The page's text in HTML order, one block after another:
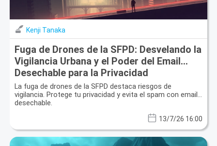
Kenji Tanaka
Fuga de Drones de la SFPD: Desvelando la
Vigilancia Urbana y el Poder del Email
Desechable para la Privacidad
La fuga de drones de la SFPD destaca riesgos de
vigilancia. Protege tu privacidad y evita el spam con email
desechable.
13/7/26 16:00